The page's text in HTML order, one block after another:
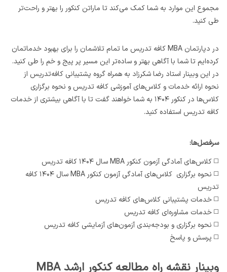
مجموع این موارد به شما کمک می‌کند تا ماراتن کنکور را بهتر و راحت‌تر
طی کنید.
در دپارتمان MBA کافه تدریس ما تمام تلاشمان را برای بهبود خدماتمان
کرده‌ایم تا شما با آگاهی بهتر و ساده‌تر این مسیر پر پیج و خم را طی کنید.
در این وبینار استاد رضا شکرزاد به همراه گروه پشتیبانی کافه‌تدریس از
نحوه ارائه خدمات و کلاس‌های آموزشی کافه تدریس و نحوه برگزاری
کلاس‌ها در کنکور ۱۴۰۴ به شما خواهند گفت تا با آگاهی بیشتری از خدمات
کافه تدریس استفاده کنید.
سرفصل‌ها:
◻️ کلاس‌های آمادگی آزمون کنکور MBA سال ۱۴۰۴ کافه تدریس
◻️ نحوه برگزاری کلاس‌های آمادگی آزمون کنکور MBA سال ۱۴۰۴ کافه
تدریس
◻️ خدمات پشتیبانی کلاس‌های کافه تدریس
◻️ خدمات مشاوره‌ای کافه تدریس
◻️ نحوه برگزاری و بودجه‌بندی آزمون‌های آزمایشی کافه تدریس
◻️ پرسش و پاسخ
وبینار نقشه راه مطالعه کنکور ارشد MBA